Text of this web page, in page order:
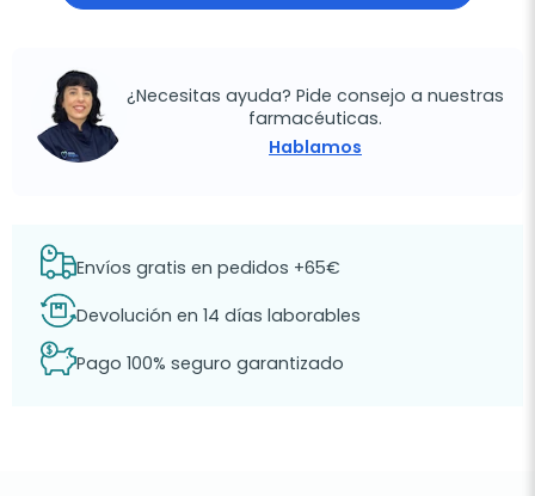
¿Necesitas ayuda? Pide consejo a nuestras
farmacéuticas.
Hablamos
Envíos gratis en pedidos +65€
Devolución en 14 días laborables
Pago 100% seguro garantizado